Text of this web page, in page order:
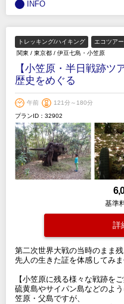
INFO
トレッキング/ハイキング
エコツアー
関東 / 東京都 / 伊豆七島・小笠原
【小笠原・半日戦跡ツ
歴史をめぐる
午前
121分～180分
プランID：32902
基準
詳
第二次世界大戦の当時のまま
先人の生きた証を体感してみま
【小笠原に残る様々な戦跡をご
硫黄島やサイパン島などのよ
笠原・父島ですが、